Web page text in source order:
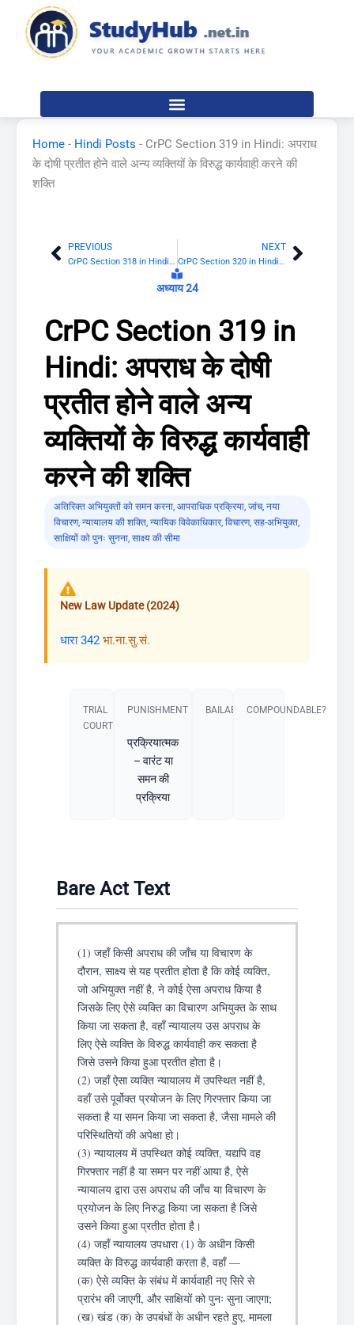
content
Home - Hindi Posts - CrPC Section 319 in Hindi: अपराध
के दोषी प्रतीत होने वाले अन्य व्यक्तियों के विरुद्ध कार्यवाही करने की
शक्ति
Prev
PREVIOUS
CrPC Section 318 in Hindi: प्रक्रिया जहां अभियुक्त कार्यवाहियों को नहीं समझता है
NEXT
CrPC Section 320 in Hindi: अपराधों का शमन Next
अध्याय 24
CrPC Section 319 in
Hindi: अपराध के दोषी
प्रतीत होने वाले अन्य
व्यक्तियों के विरुद्ध कार्यवाही
करने की शक्ति
अतिरिक्त अभियुक्तों को समन करना, आपराधिक प्रक्रिया, जांच, नया
विचारण, न्यायालय की शक्ति, न्यायिक विवेकाधिकार, विचारण, सह-अभियुक्त,
साक्षियों को पुनः सुनना, साक्ष्य की सीमा
New Law Update (2024)
धारा 342 भा.ना.सु.सं.
TRIAL
COURT
PUNISHMENT​
प्रक्रियात्मक
– वारंट या
समन की
प्रक्रिया
BAILABLE?COMPOUNDABLE?
Bare Act Text
(1) जहाँ किसी अपराध की जाँच या विचारण के
दौरान, साक्ष्य से यह प्रतीत होता है कि कोई व्यक्ति,
जो अभियुक्त नहीं है, ने कोई ऐसा अपराध किया है
जिसके लिए ऐसे व्यक्ति का विचारण अभियुक्त के साथ
किया जा सकता है, वहाँ न्यायालय उस अपराध के
लिए ऐसे व्यक्ति के विरुद्ध कार्यवाही कर सकता है
जिसे उसने किया हुआ प्रतीत होता है।
(2) जहाँ ऐसा व्यक्ति न्यायालय में उपस्थित नहीं है,
वहाँ उसे पूर्वोक्त प्रयोजन के लिए गिरफ्तार किया जा
सकता है या समन किया जा सकता है, जैसा मामले की
परिस्थितियों की अपेक्षा हो।
(3) न्यायालय में उपस्थित कोई व्यक्ति, यद्यपि वह
गिरफ्तार नहीं है या समन पर नहीं आया है, ऐसे
न्यायालय द्वारा उस अपराध की जाँच या विचारण के
प्रयोजन के लिए निरुद्ध किया जा सकता है जिसे
उसने किया हुआ प्रतीत होता है।
(4) जहाँ न्यायालय उपधारा (1) के अधीन किसी
व्यक्ति के विरुद्ध कार्यवाही करता है, वहाँ —
(क) ऐसे व्यक्ति के संबंध में कार्यवाही नए सिरे से
प्रारंभ की जाएगी, और साक्षियों को पुनः सुना जाएगा;
(ख) खंड (क) के उपबंधों के अधीन रहते हुए, मामला